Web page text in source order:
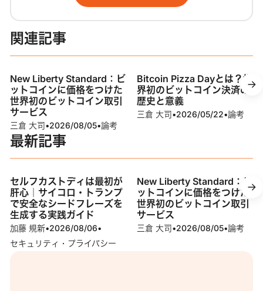
関連記事
New Liberty Standard：ビ
ットコインに価格をつけた
世界初のビットコイン取引
サービス
三倉 大司•2026/08/05•論考
Bitcoin Pizza Dayとは？世
界初のビットコイン決済の
歴史と意義
三倉 大司•2026/05/22•論考
最新記事
セルフカストディは最初が
肝心｜サイコロ・トランプ
で安全なシードフレーズを
生成する実践ガイド
加藤 規新•2026/08/06•
セキュリティ・プライバシー
New Liberty Standard：ビ
ットコインに価格をつけた
世界初のビットコイン取引
サービス
三倉 大司•2026/08/05•論考